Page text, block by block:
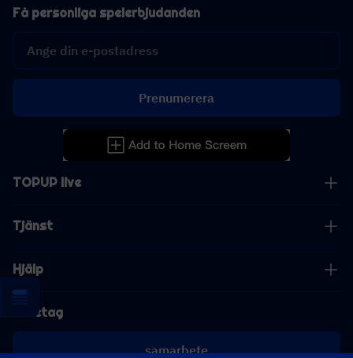
TOPUP live
Tjänst
Hjälp
Företag
samarbete
Få personliga spelerbjudanden
Prenumerera